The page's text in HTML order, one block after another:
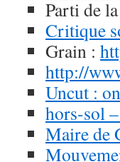
Parti de
Critique
Grain :
http://
Uncut :
hors-sol
Maire de